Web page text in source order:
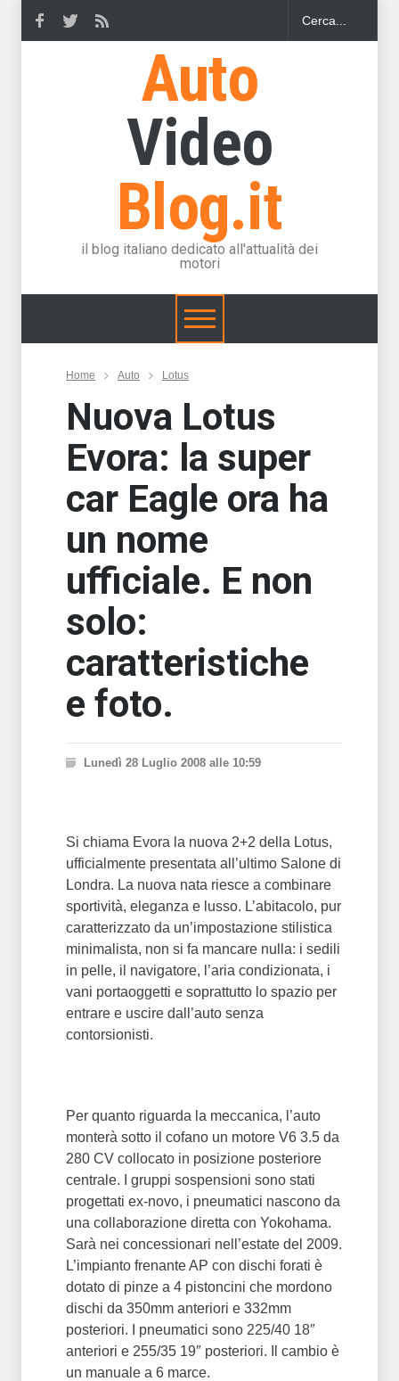
Auto
Video
Blog.it
il blog italiano dedicato all'attualità dei
motori
Home Auto Lotus
Nuova Lotus
Evora: la super
car Eagle ora ha
un nome
ufficiale. E non
solo:
caratteristiche
e foto.
Lunedì 28 Luglio 2008 alle 10:59
Si chiama Evora la nuova 2+2 della Lotus,
ufficialmente presentata all’ultimo Salone di
Londra. La nuova nata riesce a combinare
sportività, eleganza e lusso. L’abitacolo, pur
caratterizzato da un’impostazione stilistica
minimalista, non si fa mancare nulla: i sedili
in pelle, il navigatore, l’aria condizionata, i
vani portaoggetti e soprattutto lo spazio per
entrare e uscire dall’auto senza
contorsionisti.
Per quanto riguarda la meccanica, l’auto
monterà sotto il cofano un motore V6 3.5 da
280 CV collocato in posizione posteriore
centrale. I gruppi sospensioni sono stati
progettati ex-novo, i pneumatici nascono da
una collaborazione diretta con Yokohama.
Sarà nei concessionari nell’estate del 2009.
L’impianto frenante AP con dischi forati è
dotato di pinze a 4 pistoncini che mordono
dischi da 350mm anteriori e 332mm
posteriori. I pneumatici sono 225/40 18″
anteriori e 255/35 19″ posteriori. Il cambio è
un manuale a 6 marce.